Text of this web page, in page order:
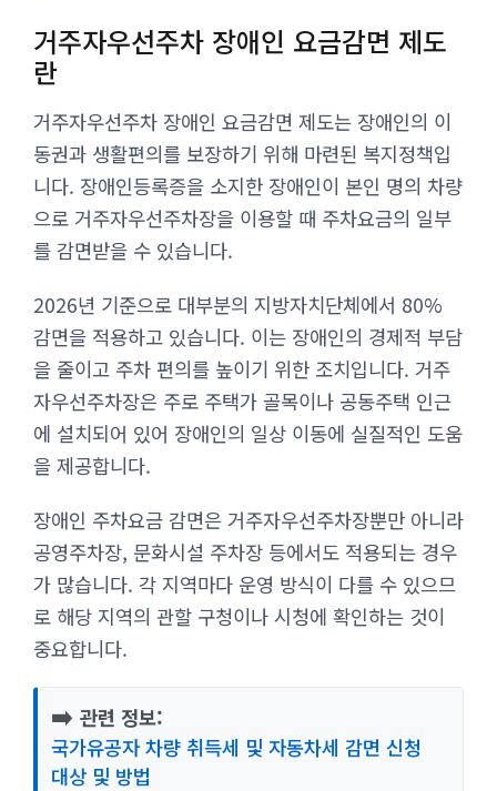
거주자우선주차 장애인 요금감면 제도
란
거주자우선주차 장애인 요금감면 제도는 장애인의 이
동권과 생활편의를 보장하기 위해 마련된 복지정책입
니다. 장애인등록증을 소지한 장애인이 본인 명의 차량
으로 거주자우선주차장을 이용할 때 주차요금의 일부
를 감면받을 수 있습니다.
2026년 기준으로 대부분의 지방자치단체에서 80%
감면을 적용하고 있습니다. 이는 장애인의 경제적 부담
을 줄이고 주차 편의를 높이기 위한 조치입니다. 거주
자우선주차장은 주로 주택가 골목이나 공동주택 인근
에 설치되어 있어 장애인의 일상 이동에 실질적인 도움
을 제공합니다.
장애인 주차요금 감면은 거주자우선주차장뿐만 아니라
공영주차장, 문화시설 주차장 등에서도 적용되는 경우
가 많습니다. 각 지역마다 운영 방식이 다를 수 있으므
로 해당 지역의 관할 구청이나 시청에 확인하는 것이
중요합니다.
➡️ 관련 정보:
국가유공자 차량 취득세 및 자동차세 감면 신청
대상 및 방법